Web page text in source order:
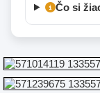
Čo si